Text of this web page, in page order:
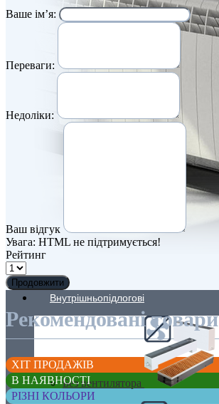
Внутрішньопідлогові
Без вентилятора
Ваше ім’я:
Переваги:
Недоліки:
Ваш відгук
Увага: HTML не підтримується!
Рейтинг
Продовжити
Рекомендовані товари
ХІТ ПРОДАЖІВ
В НАЯВНОСТІ
РІЗНІ КОЛЬОРИ